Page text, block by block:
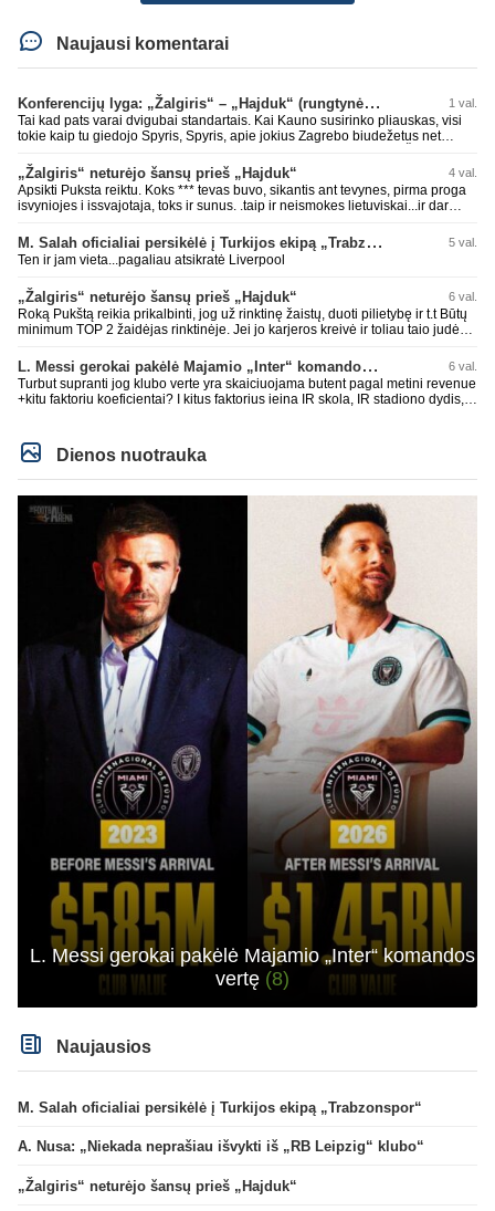
Naujausi komentarai
Konferencijų lyga: „Žalgiris“ – „Hajduk“ (rungtynės tiesiogiai) 1 val.
Tai kad pats varai dvigubai standartais. Kai Kauno susirinko pliauskas, visi
tokie kaip tu giedojo Spyris, Spyris, apie jokius Zagrebo biudežetus net
daug didesnis. Tfu ant tokių.
„Žalgiris“ neturėjo šansų prieš „Hajduk“ 4 val.
Apsikti Puksta reiktu. Koks *** tevas buvo, sikantis ant tevynes, pirma proga
isvyniojes i issvajotaja, toks ir sunus. .taip ir neismokes lietuviskai...ir dar
laurynas ikalbins
M. Salah oficialiai persikėlė į Turkijos ekipą „Trabzonspor“ 5 val.
Ten ir jam vieta...pagaliau atsikratė Liverpool
„Žalgiris“ neturėjo šansų prieš „Hajduk“ 6 val.
Roką Pukštą reikia prikalbinti, jog už rinktinę žaistų, duoti pilietybę ir t.t Būtų
minimum TOP 2 žaidėjas rinktinėje. Jei jo karjeros kreivė ir toliau taio judės,
L. Messi gerokai pakėlė Majamio „Inter“ komandos vertę 6 val.
Turbut supranti jog klubo verte yra skaiciuojama butent pagal metini revenue
+kitu faktoriu koeficientai? I kitus faktorius ieina IR skola, IR stadiono dydis,
milzinisko klubo vertes suoli siemet. Be to, tie 200 pamineti cia yra visiskai
on-point, jeigu jau musu mylimas D. prasneko apie klubo vertes kelima, arba
CR atveju - numusima.
Dienos nuotrauka
L. Messi gerokai pakėlė Majamio „Inter“ komandos
vertę (8)
Naujausios
M. Salah oficialiai persikėlė į Turkijos ekipą „Trabzonspor“
A. Nusa: „Niekada neprašiau išvykti iš „RB Leipzig“ klubo“
„Žalgiris“ neturėjo šansų prieš „Hajduk“